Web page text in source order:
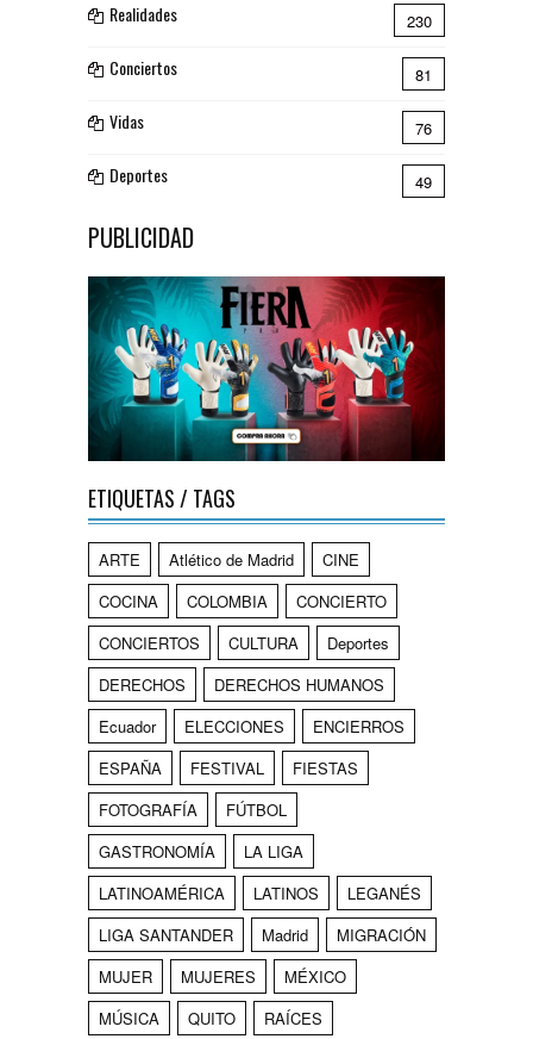
Realidades 230
Conciertos 81
Vidas 76
Deportes 49
PUBLICIDAD
ETIQUETAS / TAGS
ARTE Atlético de Madrid
CINE
COCINA
COLOMBIA
CONCIERTO
CONCIERTOS
CULTURA
Deportes
DERECHOS
DERECHOS HUMANOS
Ecuador
ELECCIONES
ENCIERROS
ESPAÑA
FESTIVAL
FIESTAS
FOTOGRAFÍA
FÚTBOL
GASTRONOMÍA
LA LIGA
LATINOAMÉRICA
LATINOS
LEGANÉS
LIGA SANTANDER
Madrid
MIGRACIÓN
MUJER
MUJERES
MÉXICO
MÚSICA
QUITO
RAÍCES